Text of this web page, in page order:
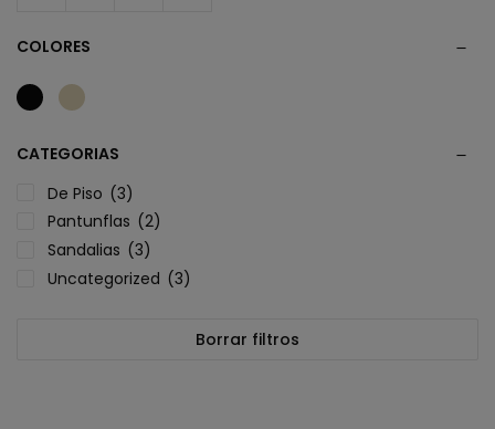
COLORES
CATEGORIAS
De Piso (3)
Pantunflas (2)
Sandalias (3)
Uncategorized (3)
Borrar filtros